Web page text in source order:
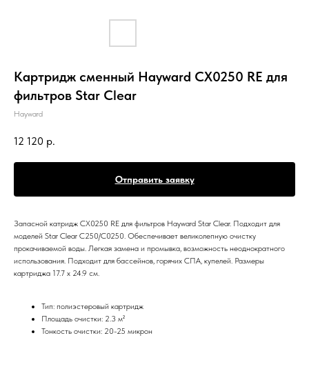
Картридж сменный Hayward CX0250 RE для
фильтров Star Clear
Hayward
12 120 р.
Отправить заявку
Запасной катридж CX0250 RE для фильтров Hayward Star Clear. Подходит для
моделей Star Clear C250/C0250. Обеспечивает великолепную очистку
прокачиваемой воды. Легкая замена и промывка, возможность неоднократного
использования. Подходит для бассейнов, горячих СПА, купелей. Размеры
картриджа 17.7 х 24.9 см.
Тип: полиэстеровый картридж
Площадь очистки: 2.3 м²
Тонкость очистки: 20-25 микрон